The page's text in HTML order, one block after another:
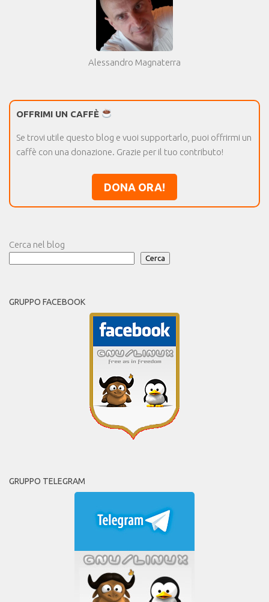
Alessandro Magnaterra
OFFRIMI UN CAFFÈ
Se trovi utile questo blog e vuoi supportarlo, puoi offrirmi un
caffè con una donazione. Grazie per il tuo contributo!
DONA ORA!
Cerca nel blog
Cerca
GRUPPO FACEBOOK
GRUPPO TELEGRAM